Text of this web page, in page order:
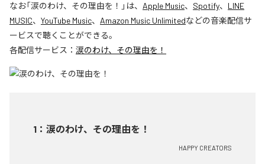
なお「涙のわけ、その理由を！ 」は、 Apple Music、 Spotify、 LINE
MUSIC、 YouTube Music、 Amazon Music Unlimitedなどの音楽配信サ
ービスで聴くことができる。
各配信サービス： 涙のわけ、その理由を！
1 ： 涙のわけ、その理由を！
HAPPY CREATORS